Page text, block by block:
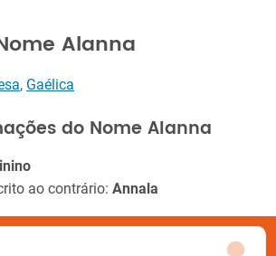
Alanna
, Gaélica
do Nome Alanna
ao contrário: Annala